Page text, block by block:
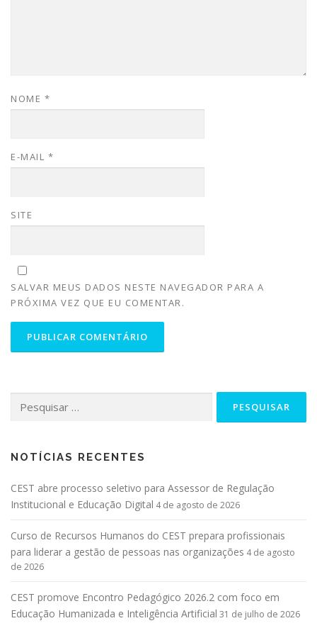
NOME *
E-MAIL *
SITE
SALVAR MEUS DADOS NESTE NAVEGADOR PARA A
PRÓXIMA VEZ QUE EU COMENTAR.
NOTÍCIAS RECENTES
CEST abre processo seletivo para Assessor de Regulação
Institucional e Educação Digital 4 de agosto de 2026
Curso de Recursos Humanos do CEST prepara profissionais
para liderar a gestão de pessoas nas organizações 4 de agosto
de 2026
CEST promove Encontro Pedagógico 2026.2 com foco em
Educação Humanizada e Inteligência Artificial 31 de julho de 2026